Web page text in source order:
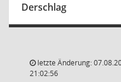
Derschlag
letzte Änderung:
21:02:56